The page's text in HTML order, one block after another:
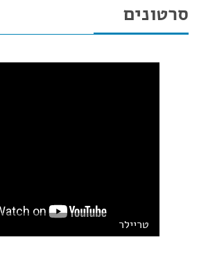
סרטונים
טריילר